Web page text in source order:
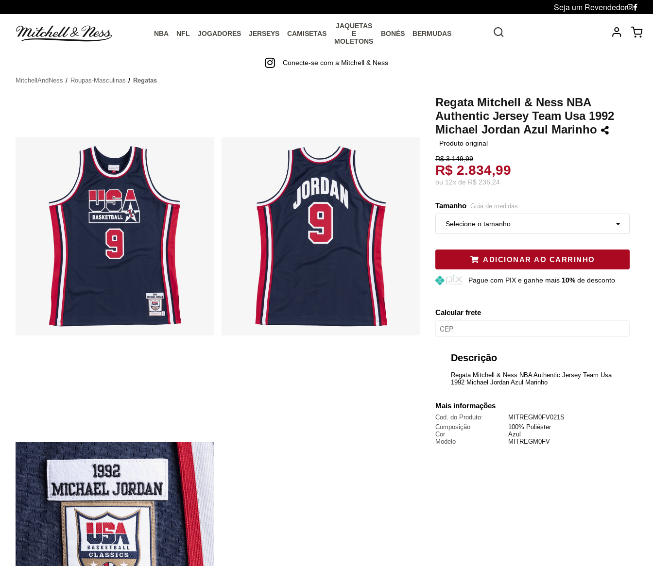
Seja um Revendedor
NBA NFL JOGADORES JERSEYS CAMISETAS
JAQUETAS
E
MOLETONS
BONÉS BERMUDAS
Conecte-se com a Mitchell & Ness
MitchellAndNess Roupas-Masculinas Regatas
Regata Mitchell & Ness NBA
Authentic Jersey Team Usa 1992
Michael Jordan Azul Marinho
Produto original
R$ 3.149,99
R$ 2.834,99
ou 12x de R$ 236,24
Tamanho Guia de medidas
Selecione o tamanho...
Esgotado
XL Restam mais de 6 itens
5XL
ADICIONAR AO CARRINHO
Pague com PIX e ganhe mais 10%de desconto
Calcular frete
Descrição
Regata Mitchell & Ness NBA Authentic Jersey Team Usa
1992 Michael Jordan Azul Marinho
Mais informações
Cod. do Produto:
MITREGM0FV021S
Composição
100% Poliéster
Cor
Azul
Modelo
MITREGM0FV